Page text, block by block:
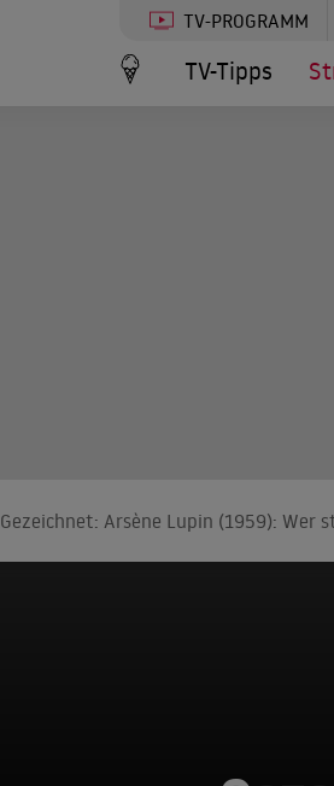
TV-PROGRAMM
TV-Tipps
Gezeichnet: Arsène Lupin (1959): Wer